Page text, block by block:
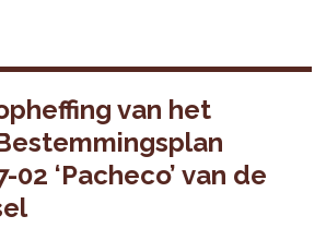
van het
02 ‘Pacheco’ van de